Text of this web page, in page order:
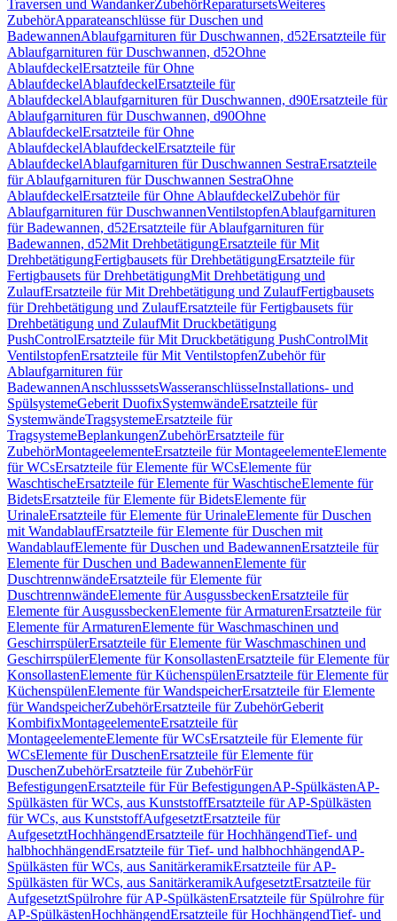
Traversen und WandankerZubehörReparatursetsWeiteres
ZubehörApparateanschlüsse für Duschen und
BadewannenAblaufgarnituren für Duschwannen, d52Ersatzteile für
Ablaufgarnituren für Duschwannen, d52Ohne
AblaufdeckelErsatzteile für Ohne
AblaufdeckelAblaufdeckelErsatzteile für
AblaufdeckelAblaufgarnituren für Duschwannen, d90Ersatzteile für
Ablaufgarnituren für Duschwannen, d90Ohne
AblaufdeckelErsatzteile für Ohne
AblaufdeckelAblaufdeckelErsatzteile für
AblaufdeckelAblaufgarnituren für Duschwannen SestraErsatzteile
für Ablaufgarnituren für Duschwannen SestraOhne
AblaufdeckelErsatzteile für Ohne AblaufdeckelZubehör für
Ablaufgarnituren für DuschwannenVentilstopfenAblaufgarnituren
für Badewannen, d52Ersatzteile für Ablaufgarnituren für
Badewannen, d52Mit DrehbetätigungErsatzteile für Mit
DrehbetätigungFertigbausets für DrehbetätigungErsatzteile für
Fertigbausets für DrehbetätigungMit Drehbetätigung und
ZulaufErsatzteile für Mit Drehbetätigung und ZulaufFertigbausets
für Drehbetätigung und ZulaufErsatzteile für Fertigbausets für
Drehbetätigung und ZulaufMit Druckbetätigung
PushControlErsatzteile für Mit Druckbetätigung PushControlMit
VentilstopfenErsatzteile für Mit VentilstopfenZubehör für
Ablaufgarnituren für
BadewannenAnschlusssetsWasseranschlüsseInstallations- und
SpülsystemeGeberit DuofixSystemwändeErsatzteile für
SystemwändeTragsystemeErsatzteile für
TragsystemeBeplankungenZubehörErsatzteile für
ZubehörMontageelementeErsatzteile für MontageelementeElemente
für WCsErsatzteile für Elemente für WCsElemente für
WaschtischeErsatzteile für Elemente für WaschtischeElemente für
BidetsErsatzteile für Elemente für BidetsElemente für
UrinaleErsatzteile für Elemente für UrinaleElemente für Duschen
mit WandablaufErsatzteile für Elemente für Duschen mit
WandablaufElemente für Duschen und BadewannenErsatzteile für
Elemente für Duschen und BadewannenElemente für
DuschtrennwändeErsatzteile für Elemente für
DuschtrennwändeElemente für AusgussbeckenErsatzteile für
Elemente für AusgussbeckenElemente für ArmaturenErsatzteile für
Elemente für ArmaturenElemente für Waschmaschinen und
GeschirrspülerErsatzteile für Elemente für Waschmaschinen und
GeschirrspülerElemente für KonsollastenErsatzteile für Elemente für
KonsollastenElemente für KüchenspülenErsatzteile für Elemente für
KüchenspülenElemente für WandspeicherErsatzteile für Elemente
für WandspeicherZubehörErsatzteile für ZubehörGeberit
KombifixMontageelementeErsatzteile für
MontageelementeElemente für WCsErsatzteile für Elemente für
WCsElemente für DuschenErsatzteile für Elemente für
DuschenZubehörErsatzteile für ZubehörFür
BefestigungenErsatzteile für Für BefestigungenAP-SpülkästenAP-
Spülkästen für WCs, aus KunststoffErsatzteile für AP-Spülkästen
für WCs, aus KunststoffAufgesetztErsatzteile für
AufgesetztHochhängendErsatzteile für HochhängendTief- und
halbhochhängendErsatzteile für Tief- und halbhochhängendAP-
Spülkästen für WCs, aus SanitärkeramikErsatzteile für AP-
Spülkästen für WCs, aus SanitärkeramikAufgesetztErsatzteile für
AufgesetztSpülrohre für AP-SpülkästenErsatzteile für Spülrohre für
AP-SpülkästenHochhängendErsatzteile für HochhängendTief- und